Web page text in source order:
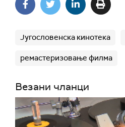
Југословенска кинотека
ремастеризовање филма
Везани чланци